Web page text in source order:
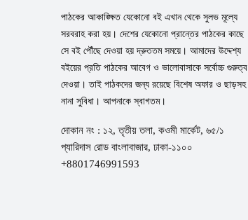
পাঠকের আকাঙ্ক্ষিত যেকোনো বই এখান থেকে সুলভ মূল্যে
সরবরাহ করা হয়। দেশের যেকোনো প্রান্তের পাঠকের কাছে
সে বই পৌঁছে দেওয়া হয় দ্রুততম সময়ে। আমাদের উদ্দেশ্য
বইয়ের প্রতি পাঠকের আবেগ ও ভালোবাসাকে সর্বোচ্চ গুরুত্ব
দেওয়া। তাই পাঠকদের জন্য রয়েছে বিশেষ অফার ও ছাড়সহ
নানা সুবিধা। আপনাকে স্বাগতম।
দোকান নং : ১২, তৃতীয় তলা, কওমী মার্কেট, ৬৫/১
প্যারিদাস রোড বাংলাবাজার, ঢাকা-১১০০
+8801746991593